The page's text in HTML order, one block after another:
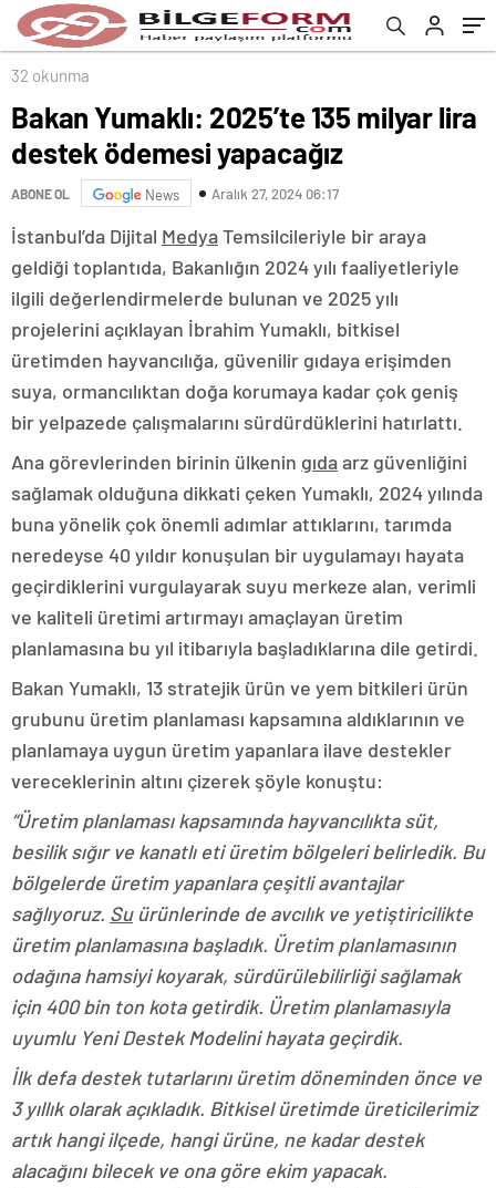
32 okunma
Bakan Yumaklı: 2025’te 135 milyar lira
destek ödemesi yapacağız
ABONE OL News Aralık 27, 2024 06:17
İstanbul’da Dijital MedyaTemsilcileriyle bir araya
geldiği toplantıda, Bakanlığın 2024 yılı faaliyetleriyle
ilgili değerlendirmelerde bulunan ve 2025 yılı
projelerini açıklayan İbrahim Yumaklı, bitkisel
üretimden hayvancılığa, güvenilir gıdaya erişimden
suya, ormancılıktan doğa korumaya kadar çok geniş
bir yelpazede çalışmalarını sürdürdüklerini hatırlattı.
Ana görevlerinden birinin ülkenin gıdaarz güvenliğini
sağlamak olduğuna dikkati çeken Yumaklı, 2024 yılında
buna yönelik çok önemli adımlar attıklarını, tarımda
neredeyse 40 yıldır konuşulan bir uygulamayı hayata
geçirdiklerini vurgulayarak suyu merkeze alan, verimli
ve kaliteli üretimi artırmayı amaçlayan üretim
planlamasına bu yıl itibarıyla başladıklarına dile getirdi.
Bakan Yumaklı, 13 stratejik ürün ve yem bitkileri ürün
grubunu üretim planlaması kapsamına aldıklarının ve
planlamaya uygun üretim yapanlara ilave destekler
vereceklerinin altını çizerek şöyle konuştu:
“Üretim planlaması kapsamında hayvancılıkta süt,
besilik sığır ve kanatlı eti üretim bölgeleri belirledik. Bu
bölgelerde üretim yapanlara çeşitli avantajlar
sağlıyoruz. Suürünlerinde de avcılık ve yetiştiricilikte
üretim planlamasına başladık. Üretim planlamasının
odağına hamsiyi koyarak, sürdürülebilirliği sağlamak
için 400 bin ton kota getirdik. Üretim planlamasıyla
uyumlu Yeni Destek Modelini hayata geçirdik.
İlk defa destek tutarlarını üretim döneminden önce ve
3 yıllık olarak açıkladık. Bitkisel üretimde üreticilerimiz
artık hangi ilçede, hangi ürüne, ne kadar destek
alacağını bilecek ve ona göre ekim yapacak.